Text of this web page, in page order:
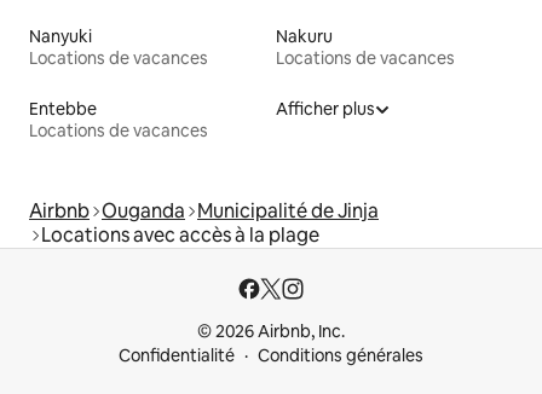
Nanyuki
Locations de vacances
Nakuru
Locations de vacances
Entebbe
Locations de vacances
Afficher plus
Airbnb Ouganda Municipalité de Jinja
Locations avec accès à la plage
© 2026 Airbnb, Inc.
Confidentialité
Conditions générales